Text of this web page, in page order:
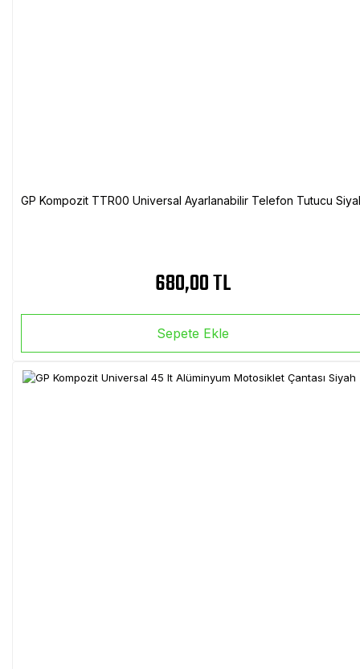
GP Kompozit TTR00 Universal Ayarlanabilir Telefon Tutucu
680,00 TL
Sepete Ekle